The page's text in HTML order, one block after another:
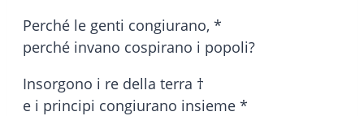
Perché le genti congiurano, *
perché invano cospirano i popoli?
Insorgono i re della terra †
e i principi congiurano insieme *